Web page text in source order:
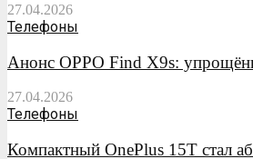
27.04.2026
Телефоны
Анонс OPPO Find X9s:
27.04.2026
Телефоны
Компактный OnePlus 15T стал